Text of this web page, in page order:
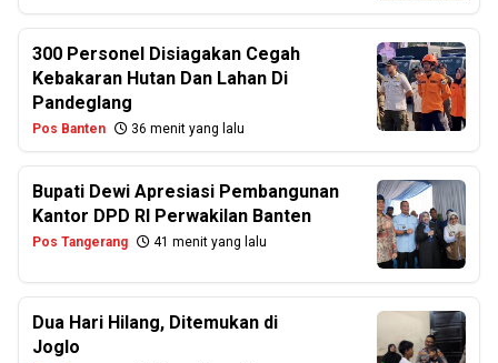
300 Personel Disiagakan Cegah
Kebakaran Hutan Dan Lahan Di
Pandeglang
Pos Banten 36 menit yang lalu
Bupati Dewi Apresiasi Pembangunan
Kantor DPD RI Perwakilan Banten
Pos Tangerang 41 menit yang lalu
Dua Hari Hilang, Ditemukan di
Joglo